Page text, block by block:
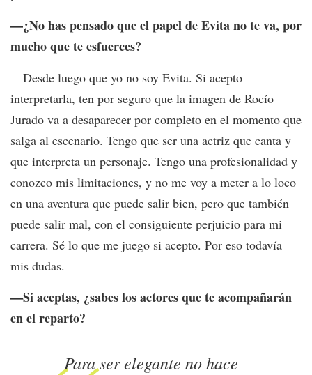
—¿No has pensado que el papel de Evita no te va, por
mucho que te esfuerces?
—Desde luego que yo no soy Evita. Si acepto
interpretarla, ten por seguro que la imagen de Rocío
Jurado va a desaparecer por completo en el momento que
salga al escenario. Tengo que ser una actriz que canta y
que interpreta un personaje. Tengo una profesionalidad y
conozco mis limitaciones, y no me voy a meter a lo loco
en una aventura que puede salir bien, pero que también
puede salir mal, con el consiguiente perjuicio para mi
carrera. Sé lo que me juego si acepto. Por eso todavía
mis dudas.
—Si aceptas, ¿sabes los actores que te acompañarán
en el reparto?
Para ser elegante no hace